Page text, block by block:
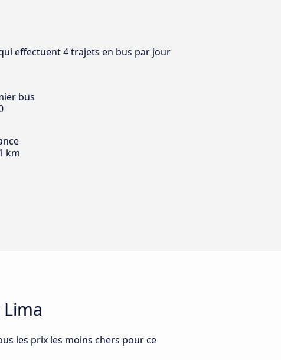
effectuent 4 trajets en bus par jour
bus
km
les prix les moins chers pour ce